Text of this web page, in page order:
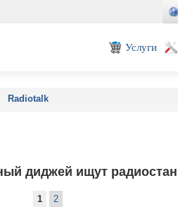
Услуги
Radiotalk
диджей ищут
1 2